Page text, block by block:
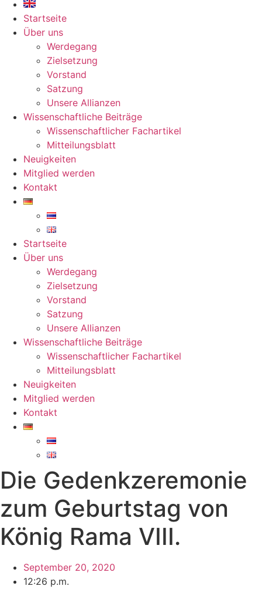
Startseite
Über uns
Werdegang
Zielsetzung
Vorstand
Satzung
Unsere Allianzen
Wissenschaftliche Beiträge
Wissenschaftlicher Fachartikel
Mitteilungsblatt
Neuigkeiten
Mitglied werden
Kontakt
Startseite
Über uns
Werdegang
Zielsetzung
Vorstand
Satzung
Unsere Allianzen
Wissenschaftliche Beiträge
Wissenschaftlicher Fachartikel
Mitteilungsblatt
Neuigkeiten
Mitglied werden
Kontakt
Die Gedenkzeremonie
zum Geburtstag von
König Rama VIII.
September 20, 2020
12:26 p.m.